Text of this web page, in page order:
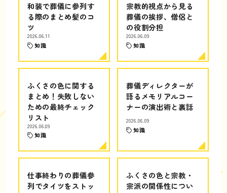
和装で葬儀に参列す
る際のまとめ髪のコ
ツ
2026.06.11
知識
宗教的視点から見る
葬儀の挨拶、僧侶と
の役割分担
2026.06.09
知識
ふくさの色に関する
まとめ！失敗しない
ための最終チェック
リスト
2026.06.09
知識
葬儀ディレクターが
語るメモリアルコー
ナーの演出術と裏話
2026.06.09
知識
仕事終わりの葬儀参
列でタイツをストッ
ふくさの色と宗教・
宗派の関係性につい